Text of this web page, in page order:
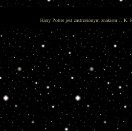
Harry Potter jest zastrzeżonym znakiem J. K.